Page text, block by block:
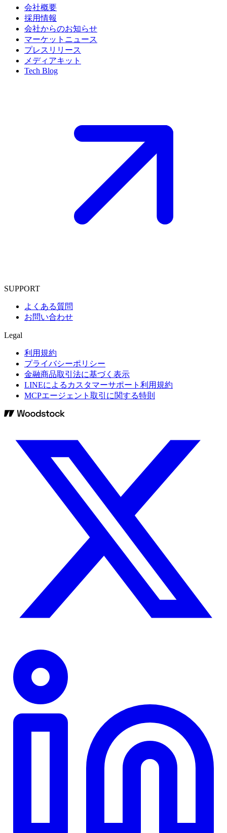
会社概要
採用情報
会社からのお知らせ
マーケットニュース
プレスリリース
メディアキット
Tech Blog
SUPPORT
よくある質問
お問い合わせ
Legal
利用規約
プライバシーポリシー
金融商品取引法に基づく表示
LINEによるカスタマーサポート利用規約
MCPエージェント取引に関する特則